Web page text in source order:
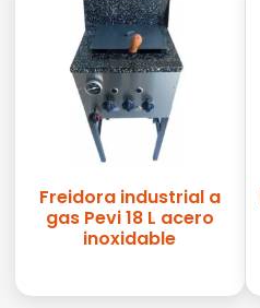
Freidora industrial a
gas Pevi 18 L acero
inoxidable